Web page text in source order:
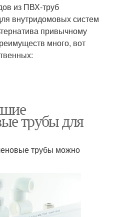
из ПВХ-труб
внутридомовых систем
привычному
много, вот
трубы для
трубы можно